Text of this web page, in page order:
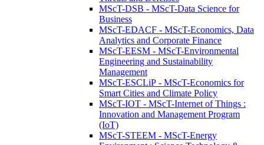
MScT-DSB - MScT-Data Science for
Business
MScT-EDACF - MScT-Economics, Data
Analytics and Corporate Finance
MScT-EESM - MScT-Environmental
Engineering and Sustainability
Management
MScT-ESCLiP - MScT-Economics for
Smart Cities and Climate Policy
MScT-IOT - MScT-Internet of Things :
Innovation and Management Program
(IoT)
MScT-STEEM - MScT-Energy